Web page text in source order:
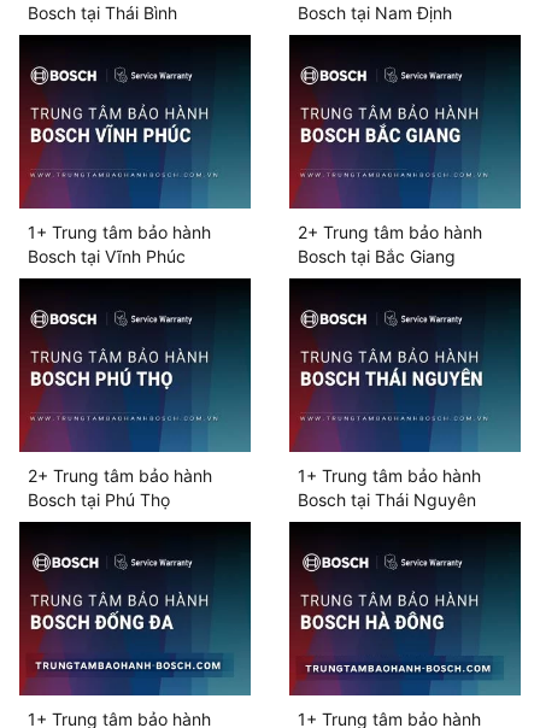
Bosch tại Thái Bình
Bosch tại Nam Định
1+ Trung tâm bảo hành
Bosch tại Vĩnh Phúc
2+ Trung tâm bảo hành
Bosch tại Bắc Giang
2+ Trung tâm bảo hành
Bosch tại Phú Thọ
1+ Trung tâm bảo hành
Bosch tại Thái Nguyên
1+ Trung tâm bảo hành 1+ Trung tâm bảo hành